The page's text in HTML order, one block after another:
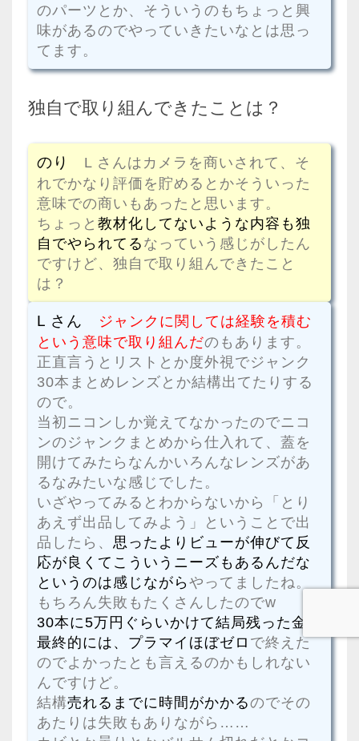
のパーツとか、そういうのもちょっと興
味があるのでやっていきたいなとは思っ
てます。
独自で取り組んできたことは？
のり
L さんはカメラを商いされて、そ
れでかなり評価を貯めるとかそういった
意味での商いもあったと思います。
ちょっと 教材化してないような内容も独
自でやられてるなっていう感じがしたん
ですけど、独自で取り組んできたこと
は？
L さん ジャンクに関しては経験を積む
という意味で取り組んだのもあります。
正直言うとリストとか度外視でジャンク
30本まとめレンズとか結構出てたりする
ので。
当初ニコンしか覚えてなかったのでニコ
ンのジャンクまとめから仕入れて、蓋を
開けてみたらなんかいろんなレンズがあ
るなみたいな感じでした。
いざやってみるとわからないから「とり
あえず出品してみよう」ということで出
品したら、 思ったよりビューが伸びて反
応が良くてこういうニーズもあるんだな
というのは感じながらやってましたね。
もちろん失敗もたくさんしたのでw
30本に5万円ぐらいかけて結局残った金額
最終的には、プラマイほぼゼロ で終えた
のでよかったとも言えるのかもしれない
んですけど。
結構売れるまでに時間がかかるのでその
あたりは失敗もありながら……